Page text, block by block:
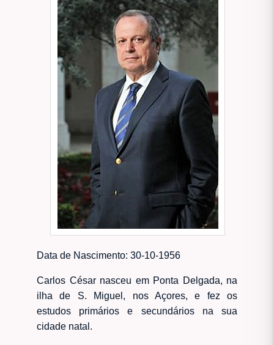
Data de Nascimento: 30-10-1956
Carlos César nasceu em Ponta Delgada, na
ilha de S. Miguel, nos Açores, e fez os
estudos primários e secundários na sua
cidade natal.